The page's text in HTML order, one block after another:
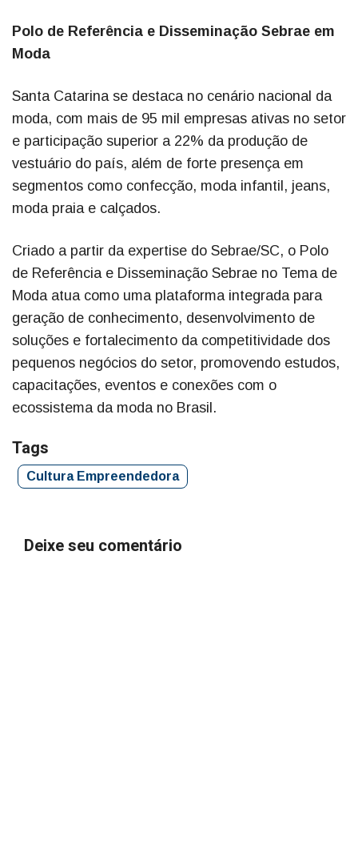
Polo de Referência e Disseminação Sebrae em
Moda
Santa Catarina se destaca no cenário nacional da
moda, com mais de 95 mil empresas ativas no setor
e participação superior a 22% da produção de
vestuário do país, além de forte presença em
segmentos como confecção, moda infantil, jeans,
moda praia e calçados.
Criado a partir da expertise do Sebrae/SC, o Polo
de Referência e Disseminação Sebrae no Tema de
Moda atua como uma plataforma integrada para
geração de conhecimento, desenvolvimento de
soluções e fortalecimento da competitividade dos
pequenos negócios do setor, promovendo estudos,
capacitações, eventos e conexões com o
ecossistema da moda no Brasil.
Tags
Cultura Empreendedora
Deixe seu comentário